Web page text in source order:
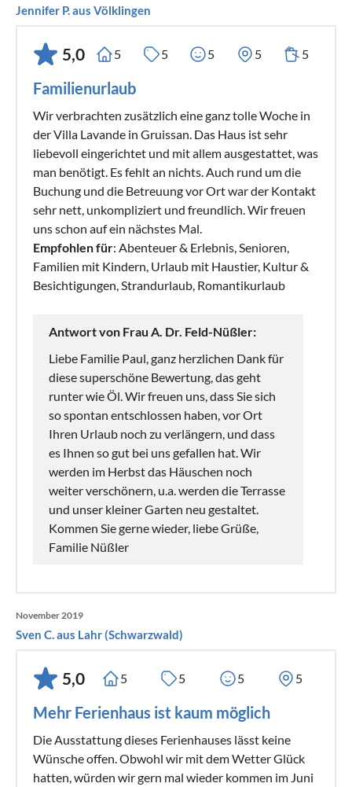
Jennifer P. aus Völklingen
5,0 5 5 5 5 5
Familienurlaub
Wir verbrachten zusätzlich eine ganz tolle Woche in
der Villa Lavande in Gruissan. Das Haus ist sehr
liebevoll eingerichtet und mit allem ausgestattet, was
man benötigt. Es fehlt an nichts. Auch rund um die
Buchung und die Betreuung vor Ort war der Kontakt
sehr nett, unkompliziert und freundlich. Wir freuen
uns schon auf ein nächstes Mal.
Empfohlen für: Abenteuer & Erlebnis, Senioren,
Familien mit Kindern, Urlaub mit Haustier, Kultur &
Besichtigungen, Strandurlaub, Romantikurlaub
Antwort von Frau A. Dr. Feld-Nüßler:
Liebe Familie Paul, ganz herzlichen Dank für
diese superschöne Bewertung, das geht
runter wie Öl. Wir freuen uns, dass Sie sich
so spontan entschlossen haben, vor Ort
Ihren Urlaub noch zu verlängern, und dass
es Ihnen so gut bei uns gefallen hat. Wir
werden im Herbst das Häuschen noch
weiter verschönern, u.a. werden die Terrasse
und unser kleiner Garten neu gestaltet.
Kommen Sie gerne wieder, liebe Grüße,
Familie Nüßler
November 2019
Sven C. aus Lahr (Schwarzwald)
5,0 5 5 5 5
Mehr Ferienhaus ist kaum möglich
Die Ausstattung dieses Ferienhauses lässt keine
Wünsche offen. Obwohl wir mit dem Wetter Glück
hatten, würden wir gern mal wieder kommen im Juni